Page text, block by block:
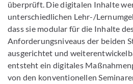
überprüft. Die digitalen Inhalte
unterschiedlichen Lehr-/
dass sie modular für die Inhalte
Anforderungsniveaus der beiden
ausgerichtet und
entsteht ein digitales
von den konventionellen